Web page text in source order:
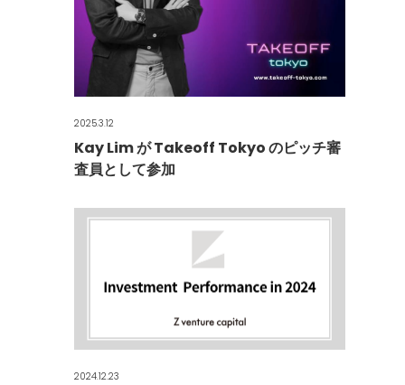
2025.3.12
Kay Lim が Takeoff Tokyo のピッチ審
査員として参加
2024.12.23